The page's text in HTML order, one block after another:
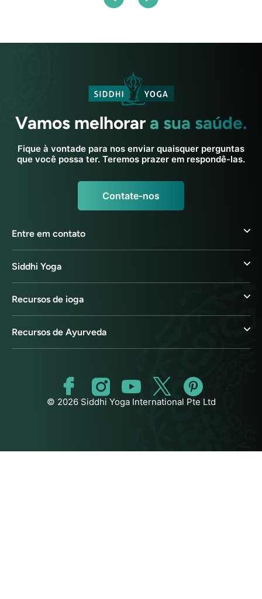
Vamos melhorar a sua saúde.
Fique à vontade para nos enviar quaisquer perguntas
que você possa ter. Teremos prazer em respondê-las.
Contate-nos
Entre em contato
Siddhi Yoga
Recursos de ioga
Recursos de Ayurveda
© 2026 Siddhi Yoga International Pte Ltd